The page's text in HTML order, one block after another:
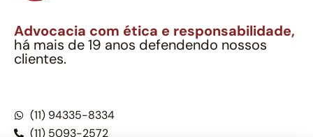
Advocacia com ética e responsabilidade,
há mais de 19 anos defendendo nossos
clientes.
(11) 94335-8334
(11) 5093-2572